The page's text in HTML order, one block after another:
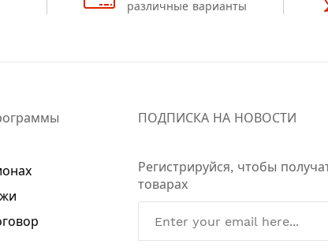
различные варианты
ПОДПИСКА НА НОВОСТИ
Регистрируйся, чтобы
товарах